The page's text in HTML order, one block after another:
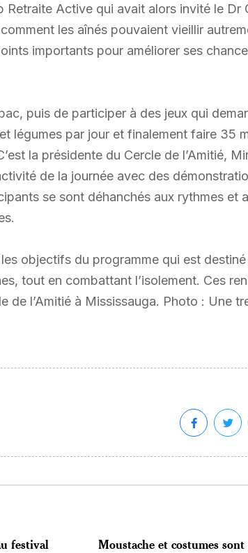
Retraite Active qui avait alors invité le Dr
les aînés pouvaient vieillir
importants pour améliorer ses
puis de participer à des jeux qui
légumes par jour et finalement faire 35
la présidente du Cercle de l’Amitié,
de la journée avec des
se sont déhanchés aux rythmes et
objectifs du programme qui est
tout en combattant l’isolement. Ces
de l’Amitié à Mississauga. Photo : Une
festival
Moustache et costumes